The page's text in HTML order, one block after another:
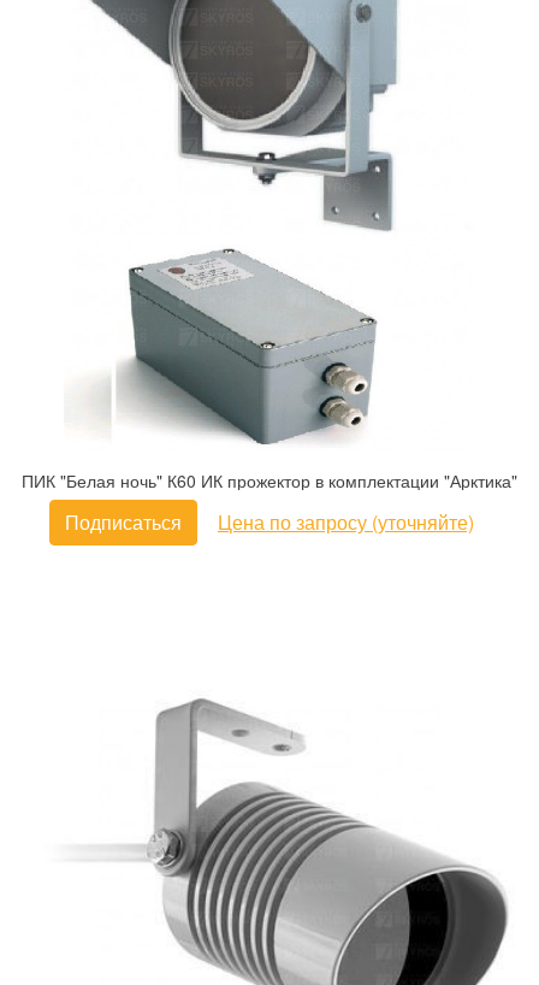
ПИК "Белая ночь" К60 ИК прожектор в комплектации "Арктика"
Подписаться Цена по запросу (уточняйте)